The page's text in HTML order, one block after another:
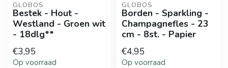
GLOBOS
Bestek - Hout -
Westland - Groen wit
- 18dlg**
€3,95
Op voorraad
GLOBOS
Borden - Sparkling -
Champagnefles - 23
cm - 8st. - Papier
€4,95
Op voorraad